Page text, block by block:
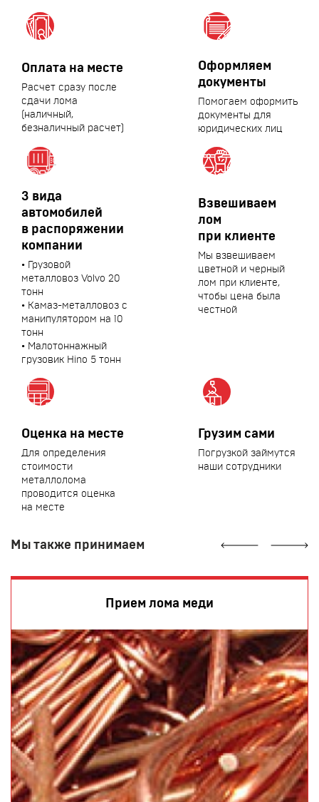
Оплата на месте
Расчет сразу после
сдачи лома
(наличный,
безналичный расчет)
Оформляем
документы
Помогаем оформить
документы для
юридических лиц
3 вида
автомобилей
в распоряжении
компании
• Грузовой
металловоз Volvo 20
тонн
• Камаз-металловоз с
манипулятором на 10
тонн
• Малотоннажный
грузовик Hino 5 тонн
Взвешиваем
лом
при клиенте
Мы взвешиваем
цветной и черный
лом при клиенте,
чтобы цена была
честной
Оценка на месте
Для определения
стоимости
металлолома
проводится оценка
на месте
Грузим сами
Погрузкой займутся
наши сотрудники
Мы также принимаем
Прием лома меди